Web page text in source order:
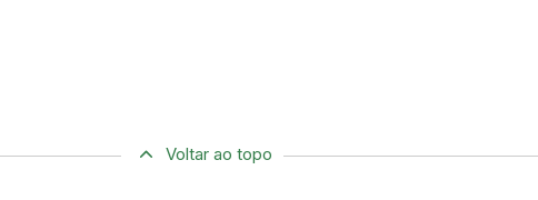
Voltar ao topo